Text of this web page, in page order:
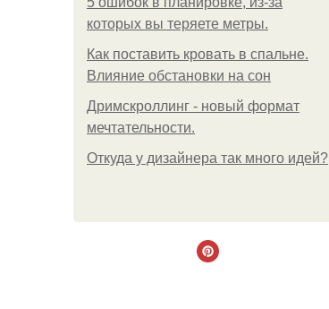
которых вы теряете метры.
Как поставить кровать в спальне.
Влияние обстановки на сон
Дримскроллинг - новый формат
мечтательности.
Откуда у дизайнера так много идей?